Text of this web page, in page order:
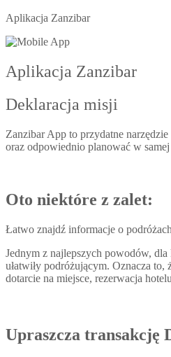
Aplikacja Zanzibar
Aplikacja Zanzibar
Deklaracja misji
Zanzibar App to przydatne
oraz odpowiednio planować w
Oto niektóre z zalet:
Łatwo znajdź informacje o
Jednym z najlepszych powodów,
ułatwiły podróżującym. Oznacza
dotarcie na miejsce, rezerwacja
Upraszcza transakcję